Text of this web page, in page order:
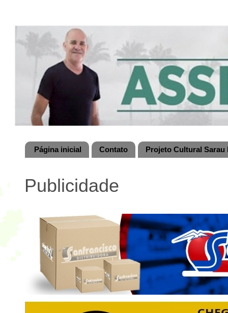
Página inicial Contato Projeto Cultural
Publicidade